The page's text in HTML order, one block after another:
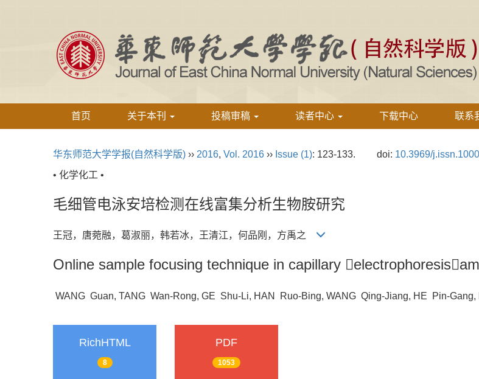
首页 关于本刊 投稿审稿 读者中心 下载中心 联系
华东师范大学学报(自然科学版) ›› 2016, Vol. 2016 ›› Issue (1): 123-133. doi: 10.3969/
• 化学化工 •
毛细管电泳安培检测在线富集分析生物胺研究
王冠，唐菀融，葛淑丽，韩若冰，王清江，何品刚，方禹之
Online sample focusing technique in capillary
WANG Guan, TANG Wan-Rong, GE Shu-Li, HAN Ruo-Bing, WANG Qing-Jiang, HE Pin-
RichHTML
8
PDF
1053